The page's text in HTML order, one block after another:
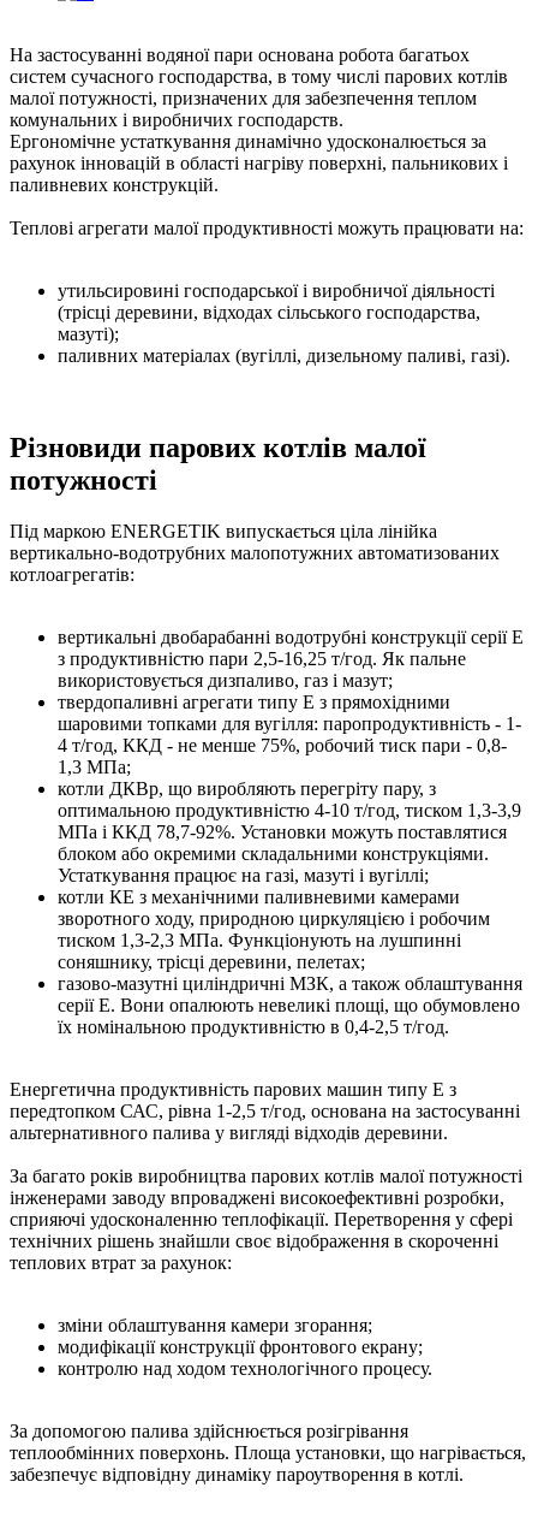
На застосуванні водяної пари основана робота багатьох
систем сучасного господарства, в тому числі парових котлів
малої потужності, призначених для забезпечення теплом
комунальних і виробничих господарств.
Ергономічне устаткування динамічно удосконалюється за
рахунок інновацій в області нагріву поверхні, пальникових і
паливневих конструкцій.
Теплові агрегати малої продуктивності можуть працювати на:
утильсировині господарської і виробничої діяльності
(трісці деревини, відходах сільського господарства,
мазуті);
паливних матеріалах (вугіллі, дизельному паливі, газі).
Різновиди парових котлів малої
потужності
Під маркою ENERGETIK випускається ціла лінійка
вертикально-водотрубних малопотужних автоматизованих
котлоагрегатів:
вертикальні двобарабанні водотрубні конструкції серії Е
з продуктивністю пари 2,5-16,25 т/год. Як пальне
використовується дизпаливо, газ і мазут;
твердопаливні агрегати типу Е з прямохідними
шаровими топками для вугілля: паропродуктивність - 1-
4 т/год, ККД - не менше 75%, робочий тиск пари - 0,8-
1,3 МПа;
котли ДКВр, що виробляють перегріту пару, з
оптимальною продуктивністю 4-10 т/год, тиском 1,3-3,9
МПа і ККД 78,7-92%. Установки можуть поставлятися
блоком або окремими складальними конструкціями.
Устаткування працює на газі, мазуті і вугіллі;
котли КЕ з механічними паливневими камерами
зворотного ходу, природною циркуляцією і робочим
тиском 1,3-2,3 МПа. Функціонують на лушпинні
соняшнику, трісці деревини, пелетах;
газово-мазутні циліндричні МЗК, а також облаштування
серії Е. Вони опалюють невеликі площі, що обумовлено
їх номінальною продуктивністю в 0,4-2,5 т/год.
Енергетична продуктивність парових машин типу Е з
передтопком САС, рівна 1-2,5 т/год, основана на застосуванні
альтернативного палива у вигляді відходів деревини.
За багато років виробництва парових котлів малої потужності
інженерами заводу впроваджені високоефективні розробки,
сприяючі удосконаленню теплофікації. Перетворення у сфері
технічних рішень знайшли своє відображення в скороченні
теплових втрат за рахунок:
зміни облаштування камери згорання;
модифікації конструкції фронтового екрану;
контролю над ходом технологічного процесу.
За допомогою палива здійснюється розігрівання
теплообмінних поверхонь. Площа установки, що нагрівається,
забезпечує відповідну динаміку пароутворення в котлі.